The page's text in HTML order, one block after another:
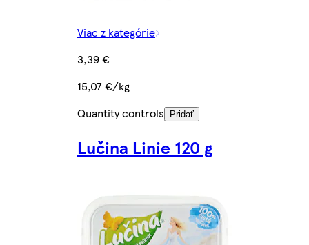
Viac z kategórie
3,39 €
15,07 €/kg
Quantity controls
Pridať
Lučina Linie 120 g